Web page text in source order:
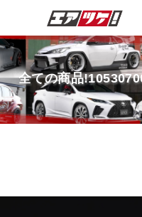
全ての商品